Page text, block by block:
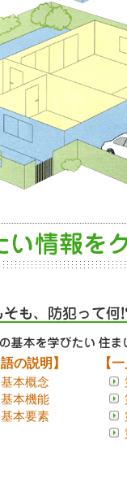
語の説明】
基本概念
基本機能
基本要素
【